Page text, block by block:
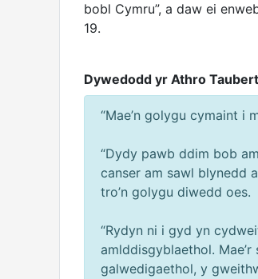
bobl Cymru”, a daw ei
19.
Dywedodd yr Athro
“Mae’n golygu cymaint i
“Dydy pawb ddim bob
canser am sawl blynedd
tro’n golygu diwedd oes.
“Rydyn ni i gyd yn
amlddisgyblaethol.
galwedigaethol, y